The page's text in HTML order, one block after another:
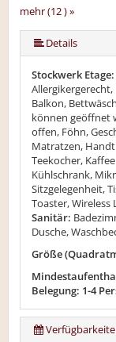
mehr (12 ) »
mehr (12 ) »
mehr (12 ) »
mehr (12 ) »
mehr (12 ) »
mehr (12 ) »
mehr (12 ) »
mehr (12 ) »
mehr (12 ) »
Details
Stockwerk Etage:
Balkon,
können geöffnet
offen, Föhn,
Matratzen,
Teekocher,
Kühlschrank,
Sitzgelegenheit,
Toaster,
Sanitär:
Dusche,
Größe
Belegung: 1-4